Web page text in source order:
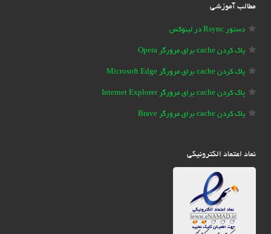
مطالب آموزشی
دستور Rsync در لینوکس
پاک کردن cache برای مرورگر Opera
پاک کردن cache برای مرورگر Microsoft Edge
پاک کردن cache برای مرورگر Internet Explorer
پاک کردن cache برای مرورگر Brave
نماد اعتماد الکترونیکی